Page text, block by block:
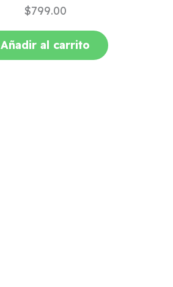
$799.00
Añadir al carrito